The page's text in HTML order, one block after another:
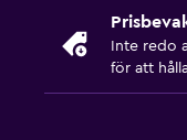
Restaurang
Inte redo
för att